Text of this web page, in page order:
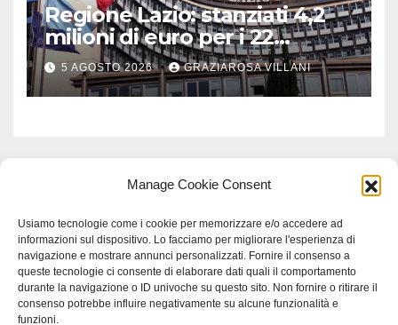
Manage Cookie Consent
Usiamo tecnologie come i cookie per memorizzare e/o accedere ad
informazioni sul dispositivo. Lo facciamo per migliorare l'esperienza di
navigazione e mostrare annunci personalizzati. Fornire il consenso a
queste tecnologie ci consente di elaborare dati quali il comportamento
durante la navigazione o ID univoche su questo sito. Non fornire o ritirare il
consenso potrebbe influire negativamente su alcune funzionalità e
funzioni.
Regione Lazio: stanziati 4,2
milioni di euro per i 22
Comuni dell’Etruria
Meridionale
5 AGOSTO 2026 GRAZIAROSA VILLANI